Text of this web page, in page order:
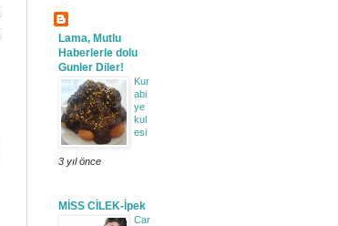
Lama, Mutlu
Haberlerle dolu
Gunler Diler!
Kur
abi
ye
kul
esi
3 yıl önce
MİSS CİLEK-İpek
Car